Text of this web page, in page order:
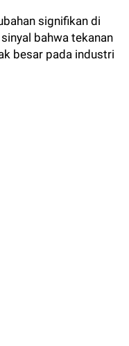
signifikan di
bahwa tekanan
besar pada industri